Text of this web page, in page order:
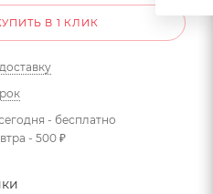
В 1 КЛИК
- бесплатно
- 500 ₽